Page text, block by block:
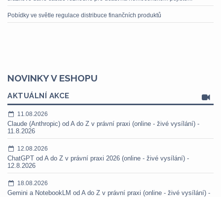
Pobídky ve světle regulace distribuce finančních produktů
NOVINKY V ESHOPU
AKTUÁLNÍ AKCE
11.08.2026
Claude (Anthropic) od A do Z v právní praxi (online - živé vysílání) -
11.8.2026
12.08.2026
ChatGPT od A do Z v právní praxi 2026 (online - živé vysílání) -
12.8.2026
18.08.2026
Gemini a NotebookLM od A do Z v právní praxi (online - živé vysílání) -